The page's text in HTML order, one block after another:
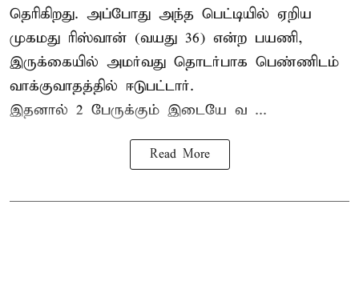
தெரிகிறது. அப்போது அந்த பெட்டியில் ஏறிய
முகமது ரிஸ்வான் (வயது 36) என்ற பயணி,
இருக்கையில் அமர்வது தொடர்பாக பெண்ணிடம்
வாக்குவாதத்தில் ஈடுபட்டார்.
இதனால் 2 பேருக்கும் இடையே வ ...
Read More